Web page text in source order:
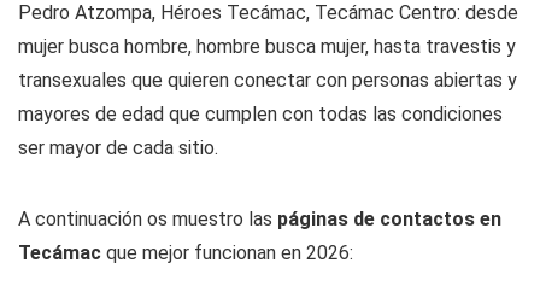
Pedro Atzompa, Héroes Tecámac, Tecámac Centro: desde
mujer busca hombre, hombre busca mujer, hasta travestis y
transexuales que quieren conectar con personas abiertas y
mayores de edad que cumplen con todas las condiciones
ser mayor de cada sitio.
A continuación os muestro las páginas de contactos en
Tecámac que mejor funcionan en 2026: